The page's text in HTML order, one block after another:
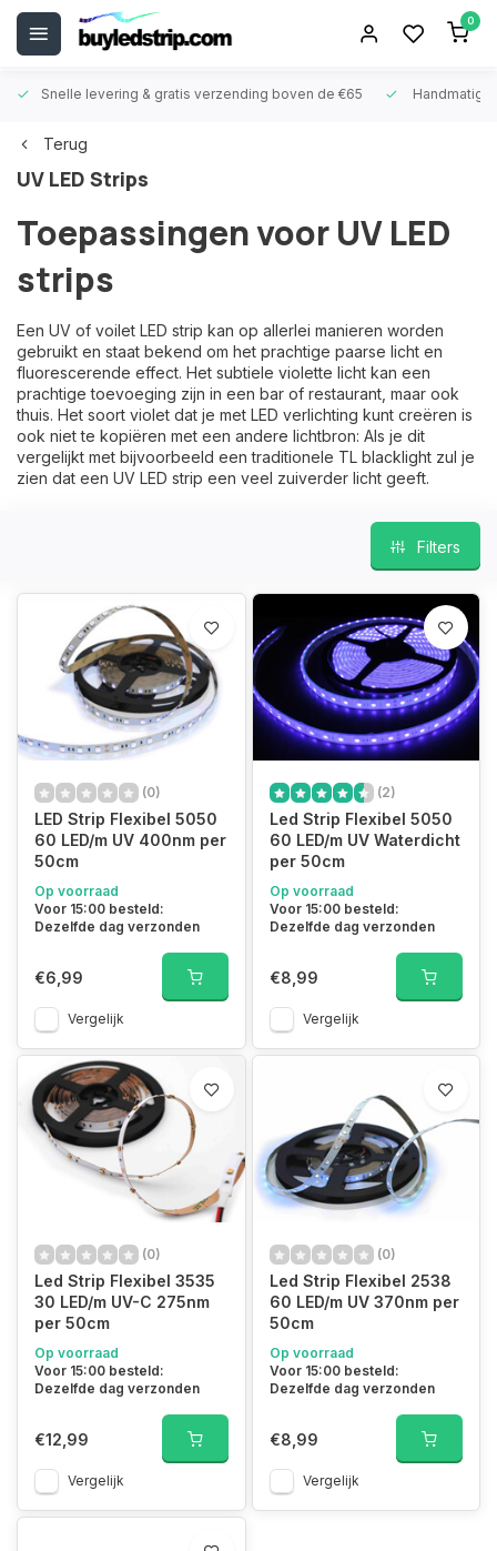
0
Snelle levering & gratis verzending boven de €65
Terug
UV LED Strips
Toepassingen voor UV LED
strips
Een UV of voilet LED strip kan op allerlei manieren worden
gebruikt en staat bekend om het prachtige paarse licht en
fluorescerende effect. Het subtiele violette licht kan een
prachtige toevoeging zijn in een bar of restaurant, maar ook
thuis. Het soort violet dat je met LED verlichting kunt creëren is
ook niet te kopiëren met een andere lichtbron: Als je dit
vergelijkt met bijvoorbeeld een traditionele TL blacklight zul je
zien dat een UV LED strip een veel zuiverder licht geeft.
Filters
(0)
LED Strip Flexibel 5050
60 LED/m UV 400nm per
50cm
Op voorraad
Voor 15:00 besteld:
Dezelfde dag verzonden
€6,99
Vergelijk
(2)
Led Strip Flexibel 5050
60 LED/m UV Waterdicht
per 50cm
Op voorraad
Voor 15:00 besteld:
Dezelfde dag verzonden
€8,99
Vergelijk
(0)
Led Strip Flexibel 3535
30 LED/m UV-C 275nm
per 50cm
Op voorraad
Voor 15:00 besteld:
Dezelfde dag verzonden
€12,99
Vergelijk
(0)
Led Strip Flexibel 2538
60 LED/m UV 370nm per
50cm
Op voorraad
Voor 15:00 besteld:
Dezelfde dag verzonden
€8,99
Vergelijk